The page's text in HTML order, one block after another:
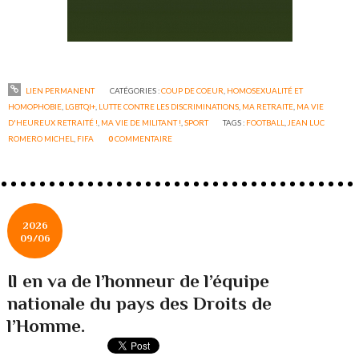
LIEN PERMANENT CATÉGORIES :COUP DE COEUR HOMOSEXUALITÉ ET
HOMOPHOBIE LGBTQI+ LUTTE CONTRE LES DISCRIMINATIONS MA RETRAITE MA VIE
D'HEUREUX RETRAITÉ ! MA VIE DE MILITANT ! ,SPORT TAGS : FOOTBALL
JEAN LUC
ROMERO MICHEL
FIFA 0COMMENTAIRE
2026
09/06
Il en va de l’honneur de l’équipe
nationale du pays des Droits de
l’Homme.